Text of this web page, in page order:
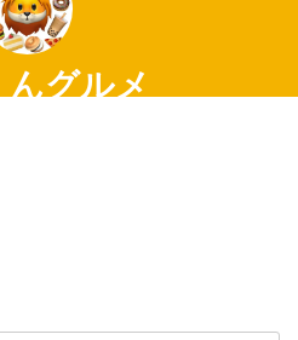
グルメ